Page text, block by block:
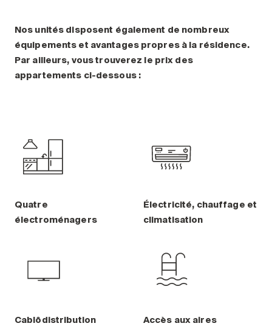
Nos unités disposent également de nombreux
équipements et avantages propres à la résidence.
Par ailleurs, vous trouverez le prix des
appartements ci-dessous :
Quatre
électroménagers
Électricité, chauffage et
climatisation
Cablôdistribution
Accès aux aires